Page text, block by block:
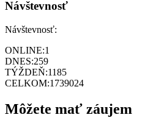
Návštevnosť
Návštevnosť:
ONLINE:1
DNES:259
TÝŽDEŇ:1185
CELKOM:1739024
Môžete mať záujem